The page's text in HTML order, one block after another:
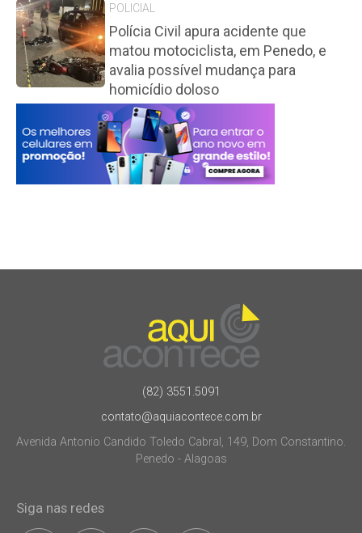
POLICIAL
Polícia Civil apura acidente que
matou motociclista, em Penedo, e
avalia possível mudança para
homicídio doloso
(82) 3551.5091
contato@aquiacontece.com.br
Avenida Antonio Candido Toledo Cabral, 149, Dom Constantino.
Penedo - Alagoas
Siga nas redes